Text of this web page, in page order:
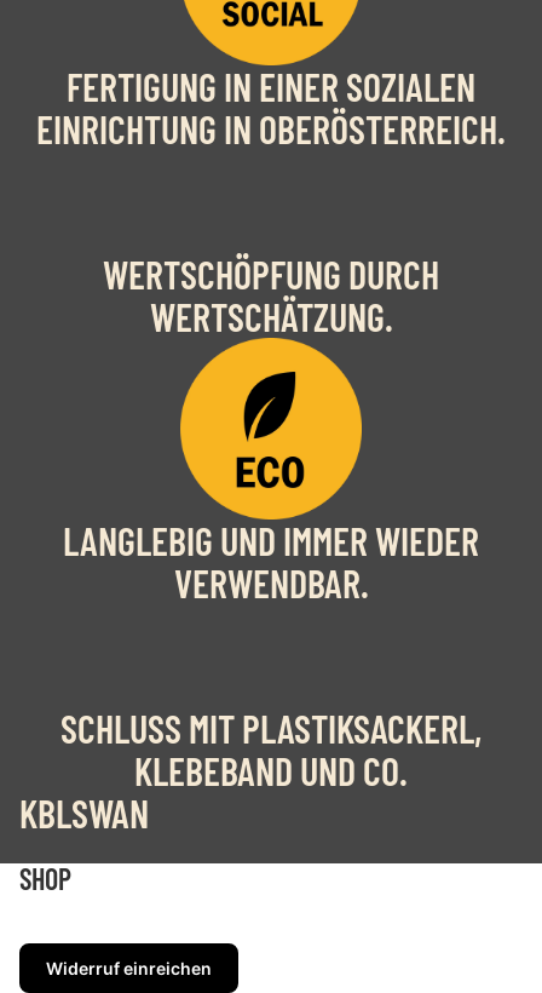
FERTIGUNG IN EINER SOZIALEN
EINRICHTUNG IN OBERÖSTERREICH.
WERTSCHÖPFUNG DURCH
WERTSCHÄTZUNG.
LANGLEBIG UND IMMER WIEDER
VERWENDBAR.
SCHLUSS MIT PLASTIKSACKERL,
KLEBEBAND UND CO.
KBLSWAN
SHOP
Widerruf einreichen
AGB